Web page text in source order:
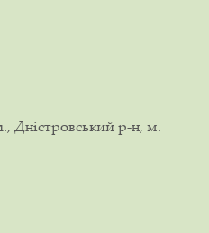
Дністровський р-н, м.